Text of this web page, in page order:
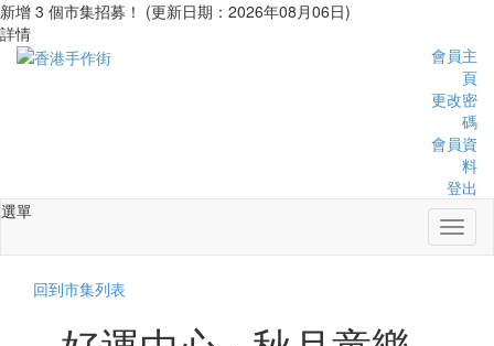
新增 3 個市集招募！ (更新日期：2026年08月06日)
詳情
會員主
頁
更改密
碼
會員資
料
登出
選單
回到市集列表